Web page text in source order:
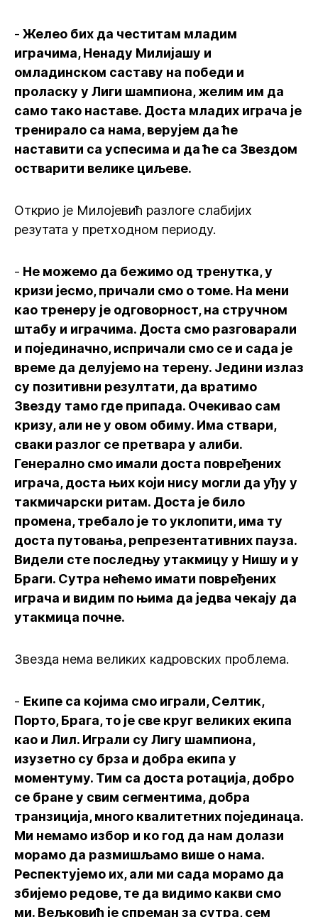
- Желео бих да честитам младим
играчима, Ненаду Милијашу и
омладинском саставу на победи и
проласку у Лиги шампиона, желим им да
само тако наставе. Доста младих играча је
тренирало са нама, верујем да ће
наставити са успесима и да ће са Звездом
остварити велике циљеве.
Открио је Милојевић разлоге слабијих
резутата у претходном периоду.
- Не можемо да бежимо од тренутка, у
кризи јесмо, причали смо о томе. На мени
као тренеру je одговорност, на стручном
штабу и играчима. Доста смо разговарали
и појединачно, испричали смо се и сада је
време да делујемо на терену. Једини излаз
су позитивни резултати, да вратимо
Звезду тамо где припада. Очекивао сам
кризу, али не у овом обиму. Има ствари,
сваки разлог се претвара у алиби.
Генерално смо имали доста повређених
играча, доста њих који нису могли да уђу у
такмичарски ритам. Доста је било
промена, требало је то уклопити, има ту
доста путовања, репрезентативних пауза.
Видели сте последњу утакмицу у Нишу и у
Браги. Сутра нећемо имати повређених
играча и видим по њима да једва чекају да
утакмица почне.
Звезда нема великих кадровских проблема.
- Екипе са којима смо играли, Селтик,
Порто, Брага, то је све круг великих екипа
као и Лил. Играли су Лигу шампиона,
изузетно су брза и добра екипа у
моментуму. Тим са доста ротација, добро
се бране у свим сегментима, добра
транзиција, много квалитетних појединаца.
Ми немамо избор и ко год да нам долази
морамо да размишљамо више о нама.
Респектујемо их, али ми сада морамо да
збијемо редове, те да видимо какви смо
ми. Вељковић је спреман за сутра, сем